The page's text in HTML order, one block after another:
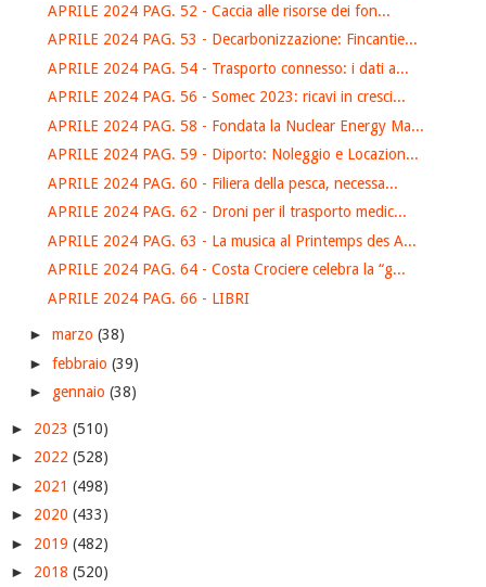
APRILE 2024 PAG. 52 - Caccia alle risorse dei fon...
APRILE 2024 PAG. 53 - Decarbonizzazione: Fincantie...
APRILE 2024 PAG. 54 - Trasporto connesso: i dati a...
APRILE 2024 PAG. 56 - Somec 2023: ricavi in cresci...
APRILE 2024 PAG. 58 - Fondata la Nuclear Energy Ma...
APRILE 2024 PAG. 59 - Diporto: Noleggio e Locazion...
APRILE 2024 PAG. 60 - Filiera della pesca, necessa...
APRILE 2024 PAG. 62 - Droni per il trasporto medic...
APRILE 2024 PAG. 63 - La musica al Printemps des A...
APRILE 2024 PAG. 64 - Costa Crociere celebra la “g...
APRILE 2024 PAG. 66 - LIBRI
► marzo (38)
► febbraio (39)
► gennaio (38)
► 2023 (510)
► 2022 (528)
► 2021 (498)
► 2020 (433)
► 2019 (482)
► 2018 (520)